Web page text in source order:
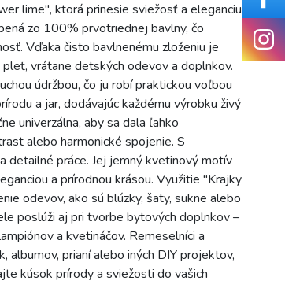
lime", ktorá prinesie sviežosť a eleganciu
zo 100% prvotriednej bavlny, čo
Vďaka čisto bavlnenému zloženiu je
vrátane detských odevov a doplnkov.
údržbou, čo ju robí praktickou voľbou
a jar, dodávajúc každému výrobku živý
univerzálna, aby sa dala ľahko
alebo harmonické spojenie. S
detailné práce. Jej jemný kvetinový motív
a prírodnou krásou. Využitie "Krajky
odevov, ako sú blúzky, šaty, sukne alebo
poslúži aj pri tvorbe bytových doplnkov –
a kvetináčov. Remeselníci a
albumov, prianí alebo iných DIY projektov,
kúsok prírody a sviežosti do vašich